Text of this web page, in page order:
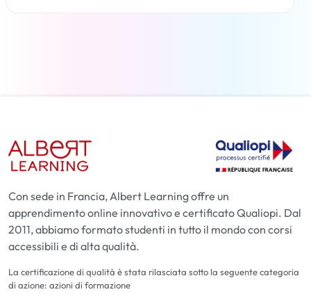
Con sede in Francia, Albert Learning offre un
apprendimento online innovativo e certificato Qualiopi. Dal
2011, abbiamo formato studenti in tutto il mondo con corsi
accessibili e di alta qualità.
La certificazione di qualità è stata rilasciata sotto la seguente categoria
di azione: azioni di formazione